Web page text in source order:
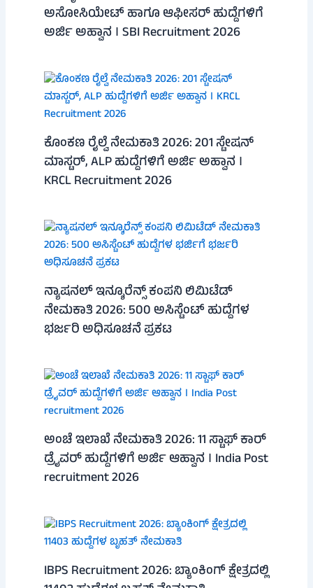
ಅಸೋಸಿಯೇಟ್ ಹಾಗೂ ಆಫೀಸರ್ ಹುದ್ದೆಗಳಿಗೆ
ಅರ್ಜಿ ಅಹ್ವಾನ । SBI Recruitment 2026
ಕೊಂಕಣ ರೈಲ್ವೆ ನೇಮಕಾತಿ 2026: 201 ಸ್ಟೇಷನ್
ಮಾಸ್ಟರ್, ALP ಹುದ್ದೆಗಳಿಗೆ ಅರ್ಜಿ ಅಹ್ವಾನ ।
KRCL Recruitment 2026
ನ್ಯಾಷನಲ್ ಇನ್ಶೂರೆನ್ಸ್ ಕಂಪನಿ ಲಿಮಿಟೆಡ್
ನೇಮಕಾತಿ 2026: 500 ಅಸಿಸ್ಟೆಂಟ್ ಹುದ್ದೆಗಳ
ಭರ್ಜರಿ ಅಧಿಸೂಚನೆ ಪ್ರಕಟ
ಅಂಚೆ ಇಲಾಖೆ ನೇಮಕಾತಿ 2026: 11 ಸ್ಟಾಫ್ ಕಾರ್
ಡ್ರೈವರ್ ಹುದ್ದೆಗಳಿಗೆ ಅರ್ಜಿ ಆಹ್ವಾನ । India Post
recruitment 2026
IBPS Recruitment 2026: ಬ್ಯಾಂಕಿಂಗ್ ಕ್ಷೇತ್ರದಲ್ಲಿ